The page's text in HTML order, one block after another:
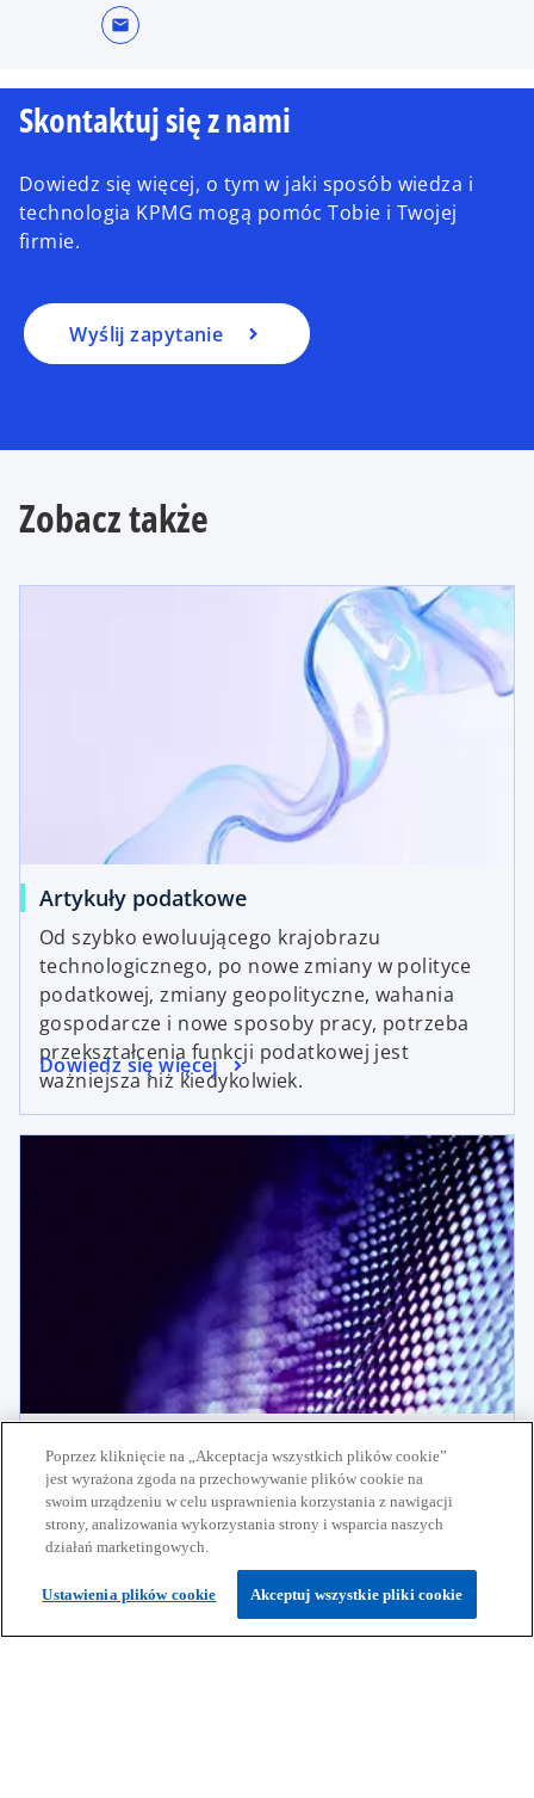
mail
Skontaktuj się z nami
Dowiedz się więcej, o tym w jaki sposób wiedza i
technologia KPMG mogą pomóc Tobie i Twojej
firmie.
Wyślij zapytanie
Zobacz także
Artykuły podatkowe
Od szybko ewoluującego krajobrazu
technologicznego, po nowe zmiany w polityce
podatkowej, zmiany geopolityczne, wahania
gospodarcze i nowe sposoby pracy, potrzeba
przekształcenia funkcji podatkowej jest
ważniejsza niż kiedykolwiek.
Dowiedz się więcej
Doradztwo podatkowe
Kompleksowe wsparcie podatkowe dla firm – od
opracowania strategii po wdrożenie rozwiązań i
zapewnienie zgodności z przepisami.
Dowiedz się więcej
Poprzez kliknięcie na „Akceptacja wszystkich plików cookie”
jest wyrażona zgoda na przechowywanie plików cookie na
swoim urządzeniu w celu usprawnienia korzystania z nawigacji
strony, analizowania wykorzystania strony i wsparcia naszych
działań marketingowych.
Ustawienia plików cookie Akceptuj wszystkie pliki cookie